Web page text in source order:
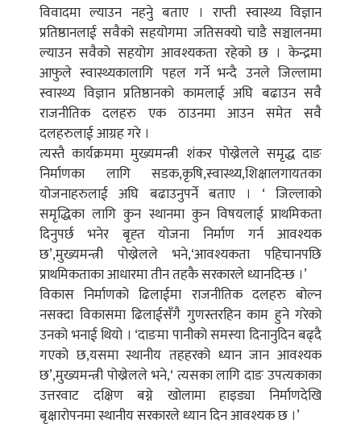
विवादमा ल्याउन नहनुे बताए । राप्ती स्वास्थ्य विज्ञान
प्रतिष्ठानलाई सवैको सहयोगमा जतिसक्यो चाडै सञ्चालनमा
ल्याउन सवैको सहयोग आवश्यकता रहेको छ । केन्द्रमा
आफुले स्वास्थ्यकालागि पहल गर्ने भन्दै उनले जिल्लामा
स्वास्थ्य विज्ञान प्रतिष्ठानको कामलाई अघि बढाउन सवै
राजनीतिक दलहरु एक ठाउनमा आउन समेत सवै
दलहरुलाई आग्रह गरे ।
त्यस्तै कार्यक्रममा मुख्यमन्त्री शंकर पोख्रेलले समृद्ध दाङ
निर्माणका लागि सडक,कृषि,स्वास्थ्य,शिक्षालगायतका
योजनाहरुलाई अघि बढाउनुपर्ने बताए । ‘ जिल्लाको
समृद्धिका लागि कुन स्थानमा कुन विषयलाई प्राथमिकता
दिनुपर्छ भनेर बृह्त योजना निर्माण गर्न आवश्यक
छ’,मुख्यमन्त्री पोख्रेलले भने,‘आवश्यकता पहिचानपछि
प्राथमिकताका आधारमा तीन तहकै सरकारले ध्यानदिन्छ ।’
विकास निर्माणको ढिलाईमा राजनीतिक दलहरु बोल्न
नसक्दा विकासमा ढिलाईसँगै गुणस्तरहिन काम हुने गरेको
उनको भनाई थियो । ‘दाङमा पानीको समस्या दिनानुदिन बढ्दै
गएको छ,यसमा स्थानीय तहहरको ध्यान जान आवश्यक
छ’,मुख्यमन्त्री पोख्रेलले भने,‘ त्यसका लागि दाङ उपत्यकाका
उत्तरवाट दक्षिण बग्ने खोलामा हाइड्या निर्माणदेखि
बृक्षारोपनमा स्थानीय सरकारले ध्यान दिन आवश्यक छ ।’